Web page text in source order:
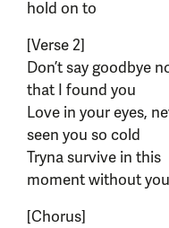
hold on to
[Verse 2]
Don’t say goodbye
that I found you
Love in your eyes,
seen you so cold
Tryna survive in this
moment without
[Chorus]